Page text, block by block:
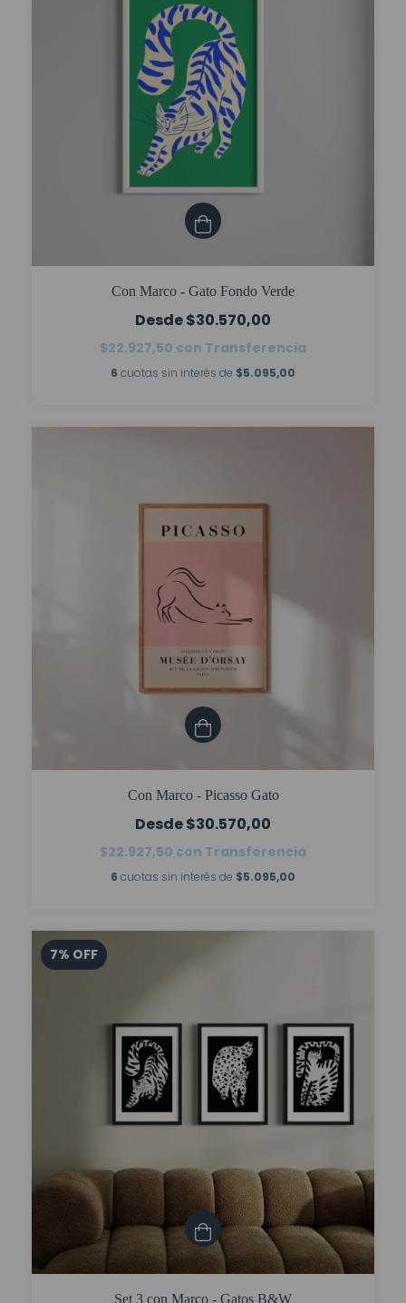
Con Marco - Gato Fondo Verde
$30.570,00
$22.927,50 con Transferencia
6 cuotas sin interés de $5.095,00
Con Marco - Picasso Gato
$30.570,00
$22.927,50 con Transferencia
6 cuotas sin interés de $5.095,00
7% OFF
Set 3 con Marco - Gatos B&W